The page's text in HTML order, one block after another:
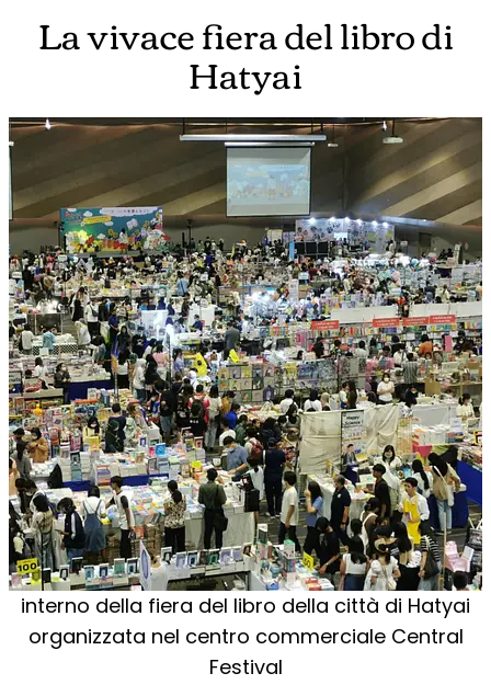
La vivace fiera del libro di
Hatyai
interno della fiera del libro della città di Hatyai
organizzata nel centro commerciale Central
Festival